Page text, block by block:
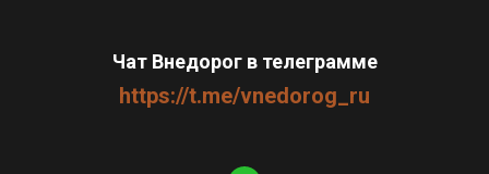
Чат Внедорог в телеграмме
https://t.me/vnedorog_ru